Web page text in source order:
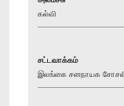
கல்வி
சட்டவாக்கம்
இலங்கை சனநாயக